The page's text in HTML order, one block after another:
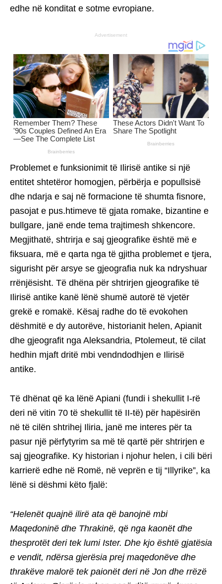
edhe në konditat e sotme evropiane.
Advertisement
Problemet e funksionimit të Ilirisë antike si një
entitet shtetëror homogjen, përbërja e popullsisë
dhe ndarja e saj në formacione të shumta fisnore,
pasojat e pus.htimeve të gjata romake, bizantine e
bullgare, janë ende tema trajtimesh shkencore.
Megjithatë, shtrirja e saj gjeografike është më e
fiksuara, më e qarta nga të gjitha problemet e tjera,
sigurisht për arsye se gjeografia nuk ka ndryshuar
rrënjësisht. Të dhëna për shtrirjen gjeografike të
Ilirisë antike kanë lënë shumë autorë të vjetër
grekë e romakë. Kësaj radhe do të evokohen
dëshmitë e dy autorëve, historianit helen, Apianit
dhe gjeografit nga Aleksandria, Ptolemeut, të cilat
hedhin mjaft dritë mbi vendndodhjen e Ilirisë
antike.
Të dhënat që ka lënë Apiani (fundi i shekullit I-rë
deri në vitin 70 të shekullit të II-të) për hapësirën
në të cilën shtrihej Iliria, janë me interes për ta
pasur një përfytyrim sa më të qartë për shtrirjen e
saj gjeografike. Ky historian i njohur helen, i cili bëri
karrierë edhe në Romë, në veprën e tij “Illyrike”, ka
lënë si dëshmi këto fjalë:
“Helenët quajnë ilirë ata që banojnë mbi
Maqedoninë dhe Thrakinë, që nga kaonët dhe
thesprotët deri tek lumi Ister. Dhe kjo është gjatësia
e vendit, ndërsa gjerësia prej maqedonëve dhe
thrakëve malorë tek paionët deri në Jon dhe rrëzë